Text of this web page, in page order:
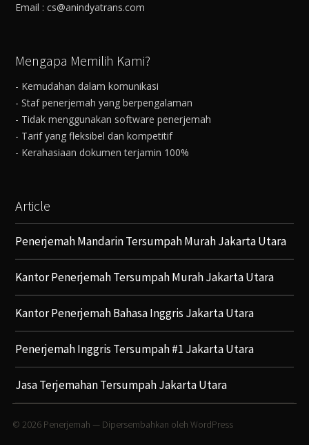
Email : cs@anindyatrans.com
Mengapa Memilih Kami?
- Kemudahan dalam komunikasi
- Staf penerjemah yang berpengalaman
- Tidak menggunakan software penerjemah
- Tarif yang fleksibel dan kompetitif
- Kerahasiaan dokumen terjamin 100%
Article
Penerjemah Mandarin Tersumpah Murah Jakarta Utara
Kantor Penerjemah Tersumpah Murah Jakarta Utara
Kantor Penerjemah Bahasa Inggris Jakarta Utara
Penerjemah Inggris Tersumpah #1 Jakarta Utara
Jasa Terjemahan Tersumpah Jakarta Utara
© 2026 Penerjemah — Dipersembahkan oleh WordPress